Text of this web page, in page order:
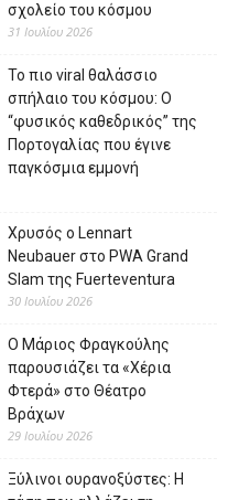
σχολείο του κόσμου
31 Ιουλίου 2026
Το πιο viral θαλάσσιο
σπήλαιο του κόσμου: Ο
“φυσικός καθεδρικός” της
Πορτογαλίας που έγινε
παγκόσμια εμμονή
Χρυσός ο Lennart
Neubauer στο PWA Grand
Slam της Fuerteventura
30 Ιουλίου 2026
Ο Μάριος Φραγκούλης
παρουσιάζει τα «Χέρια
Φτερά» στο Θέατρο
Βράχων
29 Ιουλίου 2026
Ξύλινοι ουρανοξύστες: Η